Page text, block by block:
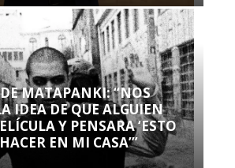
MATAPANKI: “NOS
IDEA DE QUE ALGUIEN
Y PENSARA ‘ESTO
EN MI CASA’”